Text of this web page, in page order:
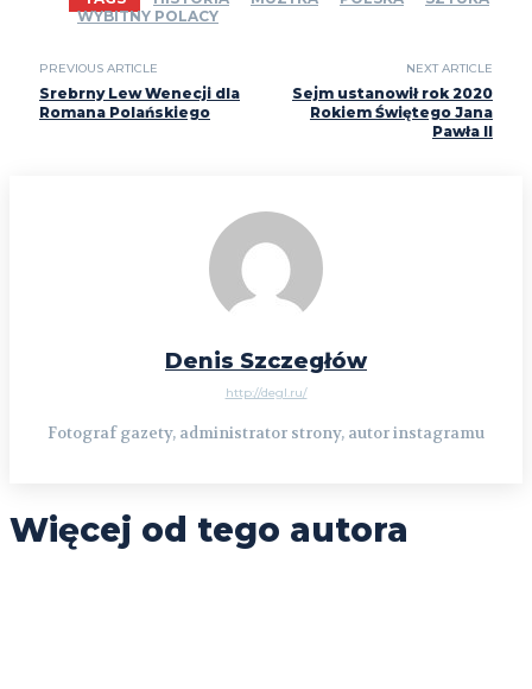
WYBITNY POLACY
PREVIOUS ARTICLE
Srebrny Lew Wenecji dla
Romana Polańskiego
NEXT ARTICLE
Sejm ustanowił rok 2020
Rokiem Świętego Jana
Pawła II
Denis Szczegłów
http://degl.ru/
Fotograf gazety, administrator strony, autor instagramu
Więcej od tego autora